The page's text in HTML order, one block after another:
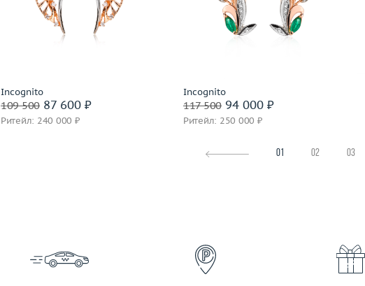
Incognito
109 50087 600 ₽
Ритейл: 240 000 ₽
Материал
золото 585 пробы
Incognito
117 50094 000 ₽
Ритейл: 250 000 ₽
Материал
золото 585 пробы
01 02 03